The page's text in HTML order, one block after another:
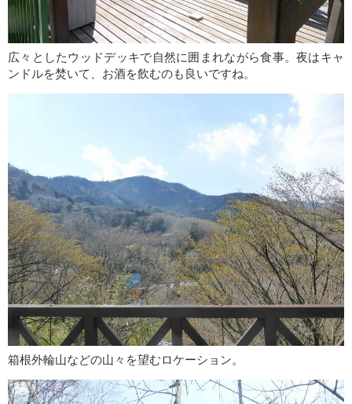
広々としたウッドデッキで自然に囲まれながら食事。夜はキャ
ンドルを焚いて、お酒を飲むのも良いですね。
箱根外輪山などの山々を望むロケーション。